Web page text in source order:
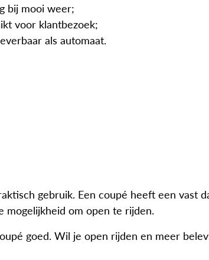
bij mooi weer;
voor klantbezoek;
als automaat.
gebruik. Een coupé heeft een vast
mogelijkheid om open te rijden.
goed. Wil je open rijden en meer